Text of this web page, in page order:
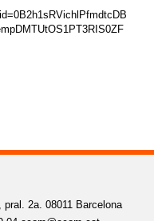
2a. 08011 Barcelona